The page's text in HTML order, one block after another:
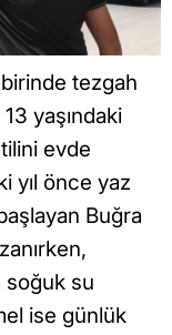
tezgah
yaşındaki
evde
yıl önce yaz
Buğra
soğuk su
ise günlük